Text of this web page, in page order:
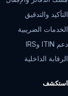
التأكيد والتدقيق
الخدمات الضريبية
دعم ITIN وIRS
الرقابة الداخلية
استكشف